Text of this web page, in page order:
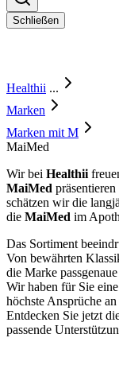
Schließen
Healthii ...
Marken
Marken mit M
MaiMed
Wir bei Healthii
MaiMed
schätzen wir die
die MaiMed im
Das Sortiment
Von bewährten
die Marke
Wir haben für Sie
höchste Ansprüche
Entdecken Sie jetzt
passende